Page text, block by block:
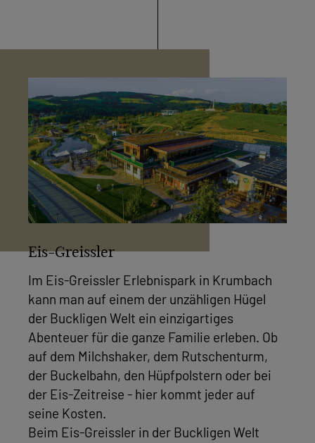
Eis-Greissler
Im Eis-Greissler Erlebnispark in Krumbach
kann man auf einem der unzähligen Hügel
der Buckligen Welt ein einzigartiges
Abenteuer für die ganze Familie erleben. Ob
auf dem Milchshaker, dem Rutschenturm,
der Buckelbahn, den Hüpfpolstern oder bei
der Eis-Zeitreise - hier kommt jeder auf
seine Kosten.
Beim Eis-Greissler in der Buckligen Welt